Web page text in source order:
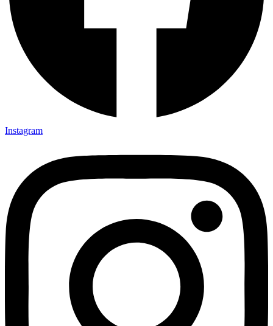
Instagram